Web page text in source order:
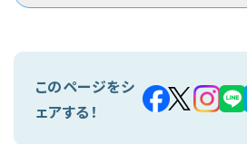
このページをシ
ェアする！